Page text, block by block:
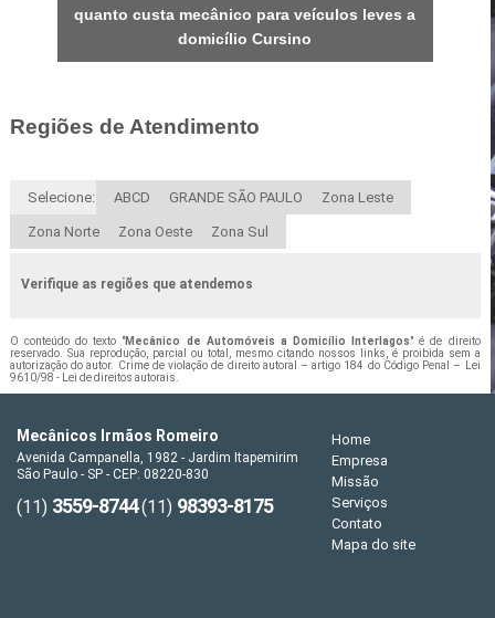
quanto custa mecânico para veículos leves a
domicílio Cursino
Regiões de Atendimento
Selecione: ABCD GRANDE SÃO PAULO Zona Leste
Zona Norte Zona Oeste Zona Sul
Verifique as regiões que atendemos
O conteúdo do texto "Mecânico de Automóveis a Domicílio Interlagos" é de direito
reservado. Sua reprodução, parcial ou total, mesmo citando nossos links, é proibida sem a
autorização do autor. Crime de violação de direito autoral – artigo 184 do Código Penal –
Lei
9610/98 - Lei de direitos autorais.
Mecânicos Irmãos Romeiro
Avenida Campanella, 1982 - Jardim Itapemirim
São Paulo - SP - CEP: 08220-830
(11) 3559-8744(11) 98393-8175
Home
Empresa
Missão
Serviços
Contato
Mapa do site